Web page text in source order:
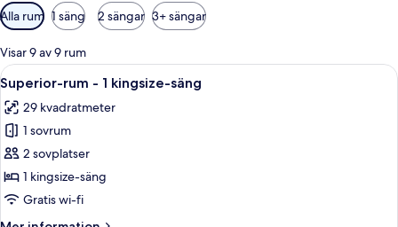
Tillgängliga
filter
för
rum
Alla rum 1 säng 2 sängar 3+ sängar
Visar 9 av 9 rum
Öppna
alla
foton
för
Superior-
rum
-
Ett hotellrum med en stor säng, ett
3
Superior-rum - 1 kingsize-säng
29 kvadratmeter
1 sovrum
2 sovplatser
1 kingsize-säng
Gratis wi-fi